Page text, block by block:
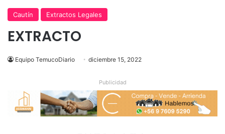
Cautín Extractos Legales
EXTRACTO
Equipo TemucoDiario diciembre 15, 2022
Publicidad